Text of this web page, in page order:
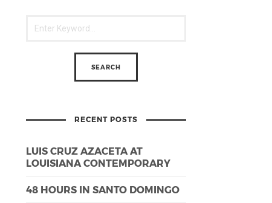
RECENT POSTS
LUIS CRUZ AZACETA AT
LOUISIANA CONTEMPORARY
48 HOURS IN SANTO DOMINGO